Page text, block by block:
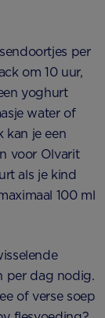
per
om 10 uur,
yoghurt
water of
kan je een
voor Olvarit
als je kind
100 ml
per dag nodig.
of verse soep